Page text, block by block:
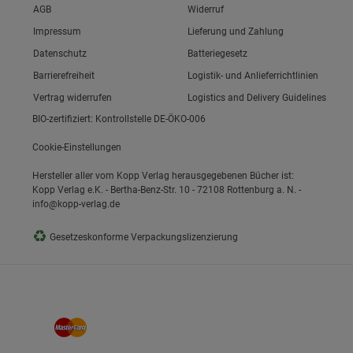
Link zum/zur
AGB
Link zum/zur
Impressum
Link zum/zur
Datenschutz
Link zum/zur
Barrierefreiheit
Vertrag widerrufen
Widerruf
Lieferung und Zahlung
Batteriegesetz
Logistik- und Anlieferrichtlinien
Logistics and Delivery Guidelines
BIO-zertifiziert: Kontrollstelle DE-ÖKO-006
Cookie-Einstellungen
Hersteller aller vom Kopp Verlag herausgegebenen Bücher ist:
Kopp Verlag e.K. - Bertha-Benz-Str. 10 - 72108 Rottenburg a. N. -
info@kopp-verlag.de
♻ Gesetzeskonforme Verpackungslizenzierung
Gruppe